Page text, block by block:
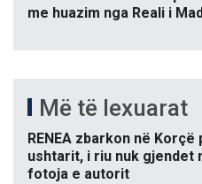
me huazim nga Reali i
Më të lexuarat
RENEA zbarkon në
ushtarit, i riu nuk gjendet
fotoja e autorit